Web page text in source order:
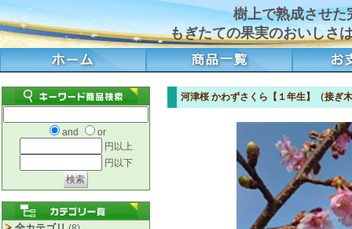
樹上で熟成させた
もぎたての果実のおいしさ
and
or
円以上
円以下
河津桜 かわずさくら【１年生】（接ぎ